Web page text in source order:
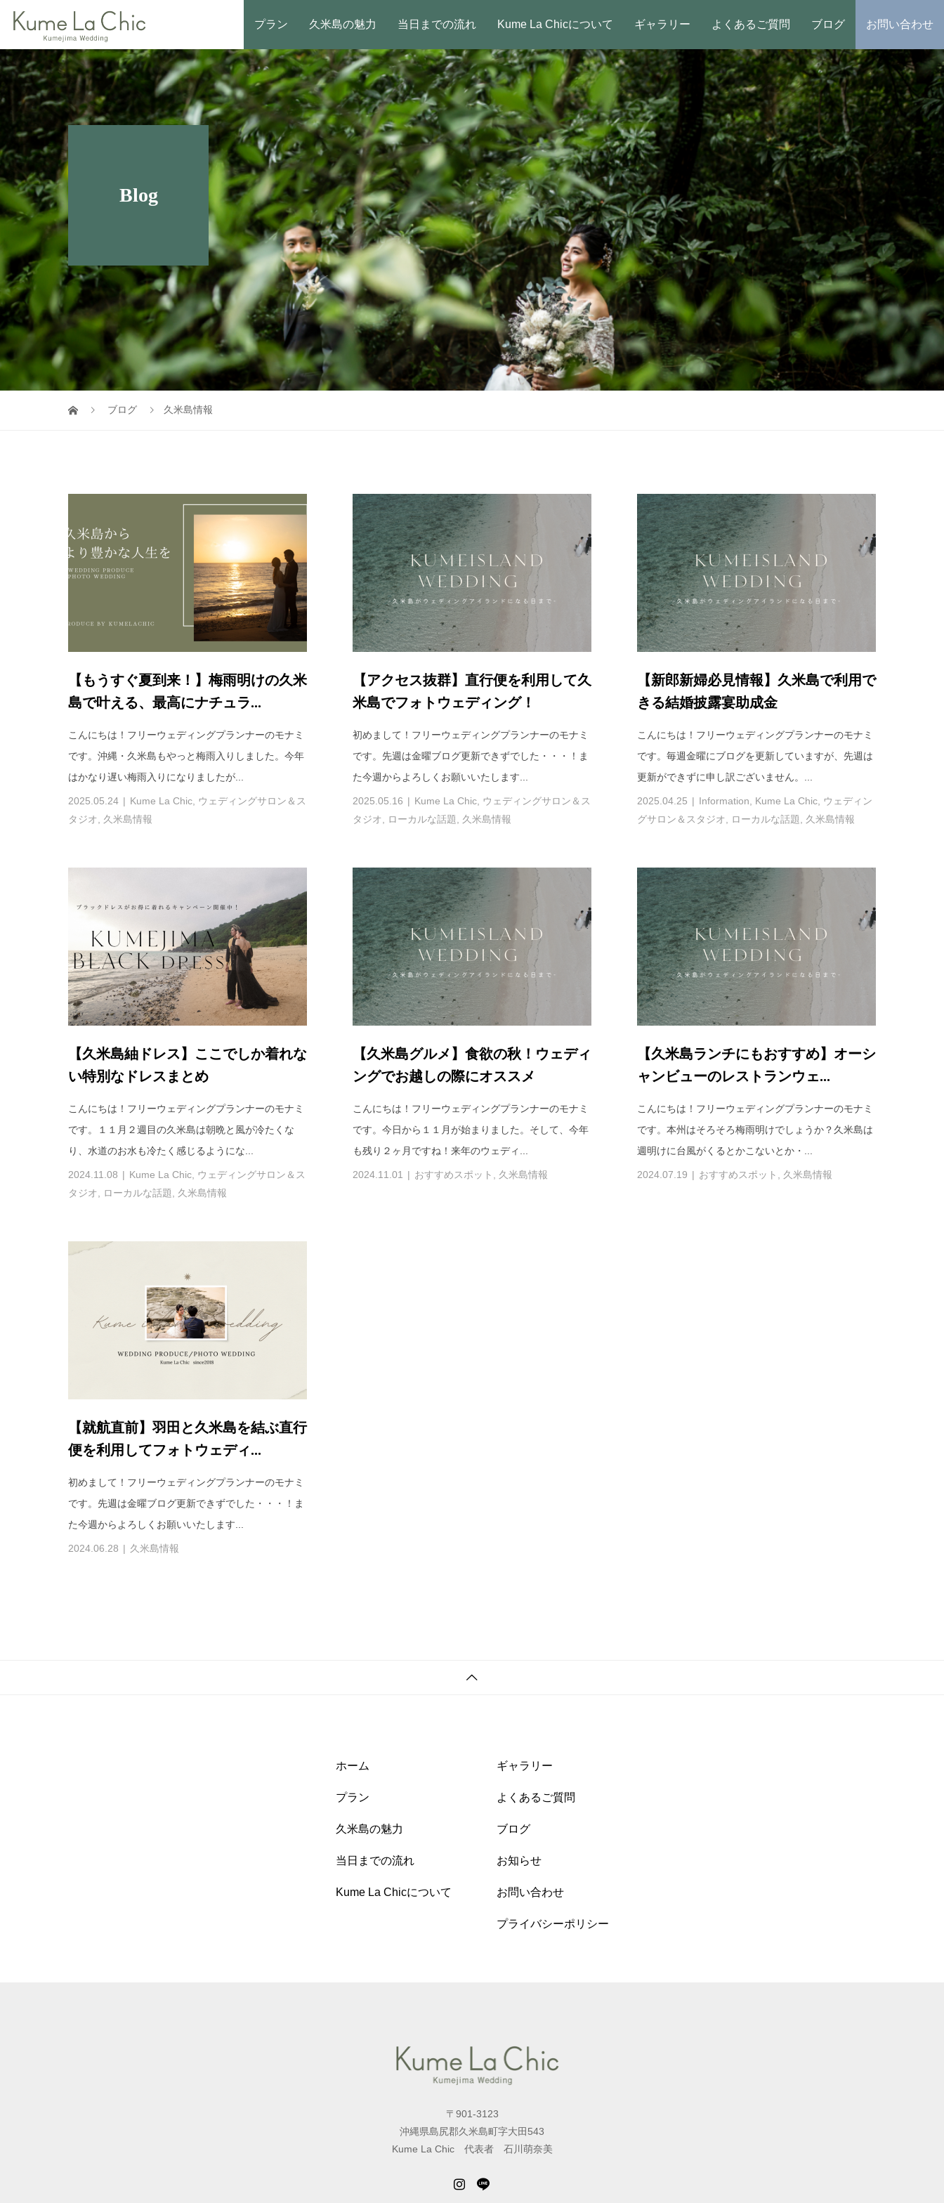
プラン 久米島の魅力 当日までの流れ Kume La Chicについて ギャラリー よくあるご質問 ブログ お問い合わせ
Blog
ブログ 久米島情報
【もうすぐ夏到来！】梅雨明けの久米
島で叶える、最高にナチュラ...
こんにちは！フリーウェディングプランナーのモナミ
です。沖縄・久米島もやっと梅雨入りしました。今年
はかなり遅い梅雨入りになりましたが...
2025.05.24 Kume La Chic ウェディングサロン＆ス
タジオ
久米島情報
【アクセス抜群】直行便を利用して久
米島でフォトウェディング！
初めまして！フリーウェディングプランナーのモナミ
です。先週は金曜ブログ更新できずでした・・・！ま
た今週からよろしくお願いいたします...
2025.05.16 Kume La Chic, ウェディングサロン＆ス
タジオ
ローカルな話題 久米島情報
【新郎新婦必見情報】久米島で利用で
きる結婚披露宴助成金
こんにちは！フリーウェディングプランナーのモナミ
です。毎週金曜にブログを更新していますが、先週は
更新ができずに申し訳ございません。...
2025.04.25 Information Kume La Chic, ウェディン
グサロン＆スタジオ
ローカルな話題 久米島情報
【久米島紬ドレス】ここでしか着れな
い特別なドレスまとめ
こんにちは！フリーウェディングプランナーのモナミ
です。１１月２週目の久米島は朝晩と風が冷たくな
り、水道のお水も冷たく感じるようにな...
2024.11.08 Kume La Chic ウェディングサロン＆ス
タジオ
ローカルな話題 久米島情報
【久米島グルメ】食欲の秋！ウェディ
ングでお越しの際にオススメ
こんにちは！フリーウェディングプランナーのモナミ
です。今日から１１月が始まりました。そして、今年
も残り２ヶ月ですね！来年のウェディ...
2024.11.01 おすすめスポット 久米島情報
【久米島ランチにもおすすめ】オーシ
ャンビューのレストランウェ...
こんにちは！フリーウェディングプランナーのモナミ
です。本州はそろそろ梅雨明けでしょうか？久米島は
週明けに台風がくるとかこないとか・...
2024.07.19 おすすめスポット 久米島情報
【就航直前】羽田と久米島を結ぶ直行
便を利用してフォトウェディ...
初めまして！フリーウェディングプランナーのモナミ
です。先週は金曜ブログ更新できずでした・・・！ま
た今週からよろしくお願いいたします...
2024.06.28 久米島情報
ホーム
プラン
久米島の魅力
当日までの流れ
Kume La Chicについて
ギャラリー
よくあるご質問
ブログ
お知らせ
お問い合わせ
プライバシーポリシー
〒901-3123
沖縄県島尻郡久米島町字大田543
Kume La Chic 代表者 石川萌奈美